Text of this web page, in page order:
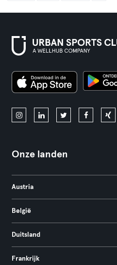
Onze landen
Austria
België
Duitsland
Frankrijk